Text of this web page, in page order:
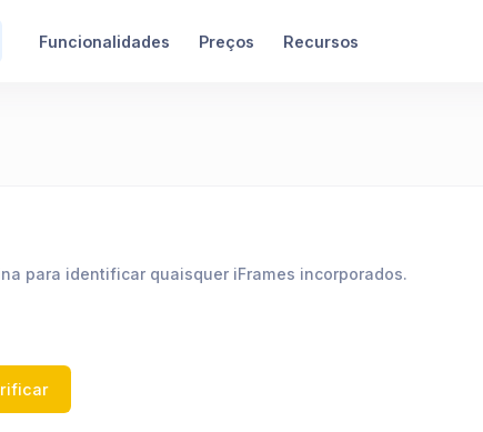
Funcionalidades Preços Recursos
para identificar quaisquer iFrames incorporados.